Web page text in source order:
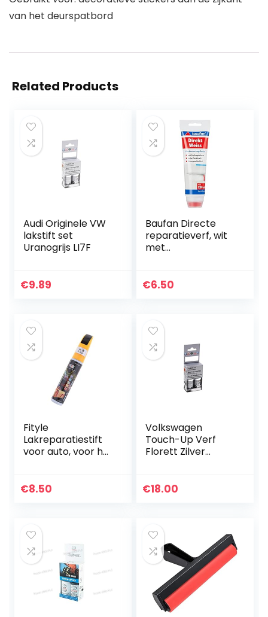
van het deurspatbord
Related Products
Audi Originele VW
lakstift set
Uranogrijs LI7F
€9.89
Baufan Directe
reparatieverf, wit
met
€6.50
Fityle
Lakreparatiestift
voor auto, voor het
krassen of
€8.50
Volkswagen
Touch-Up Verf
Florett Zilver
€18.00